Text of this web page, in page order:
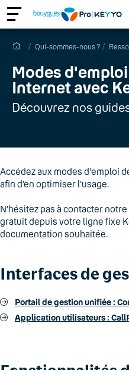
Qui-sommes-nous ?
Modes
Internet avec
Découvrez nos
Accédez aux modes d'emploi
afin d’en optimiser l'usage.
N’hésitez pas à contacter
gratuit depuis votre ligne fixe
documentation souhaitée.
Interfaces de
Portail de gestion unifiée :
Application utilisateurs :